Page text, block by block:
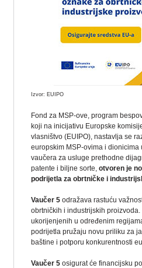
Izvor: EUIPO
Fond za MSP-ove, program
koji na inicijativu Europske
vlasništvo (EUIPO), nastavlja se
europskim MSP-ovima i
vaučera za usluge prethodne
patente i biljne sorte, otvoren je
podrijetla za obrtničke i
Vaučer 5 odražava rastuću
obrtničkih i industrijskih
ukorijenjenih u određenim
podrijetla pružaju novu priliku za
baštine i potporu konkurentnosti
Vaučer 5 osigurat će financijsku